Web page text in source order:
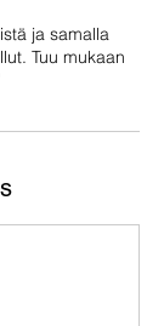
ja samalla
Tuu mukaan